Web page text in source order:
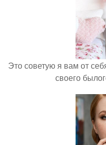
Это советую я вам от
своего